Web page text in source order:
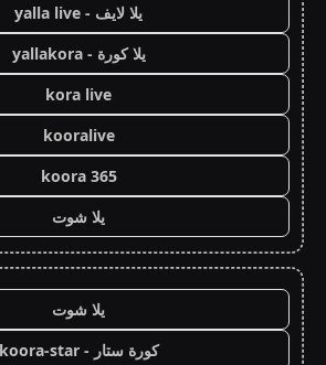
يلا لايف - yalla live
يلا كورة - yallakora
kora live
kooralive
koora 365
يلا شوت
يلا شوت
كورة ستار - koora-star